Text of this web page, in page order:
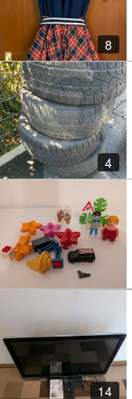
8
4
14